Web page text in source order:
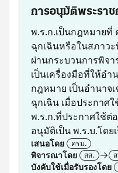
ผ่านสภาผู้แทนราษฎ
ผ่านวุฒิสภา
ผ่านศาลรัฐธรรมนูญ
พระมหากษัตริย์ลงพ
ประกาศบนราชกิจจ
สำเร็จ
ตัวอย่าง
ร่าง พ.ร.บ.กำหนดร
ร่าง พ.ร.บ.ล้มละลา
พ.ร.บ.ด้วยการกระท
การอนุมัติพระรา
พ.ร.ก.เป็นกฎหมายที่
ฉุกเฉินหรือในสภาว
ผ่านกระบวนการพิจ
เป็นเครื่องมือที่ให้อำ
กฎหมาย เป็นอำนาจ
ฉุกเฉิน เมื่อประกาศ
พ.ร.ก.ที่ประกาศใช้ต่
อนุมัติเป็น พ.ร.บ.โดย
เสนอโดย ครม.
พิจารณาโดย สส.
บังคับใช้เมื่อรับรองโดย